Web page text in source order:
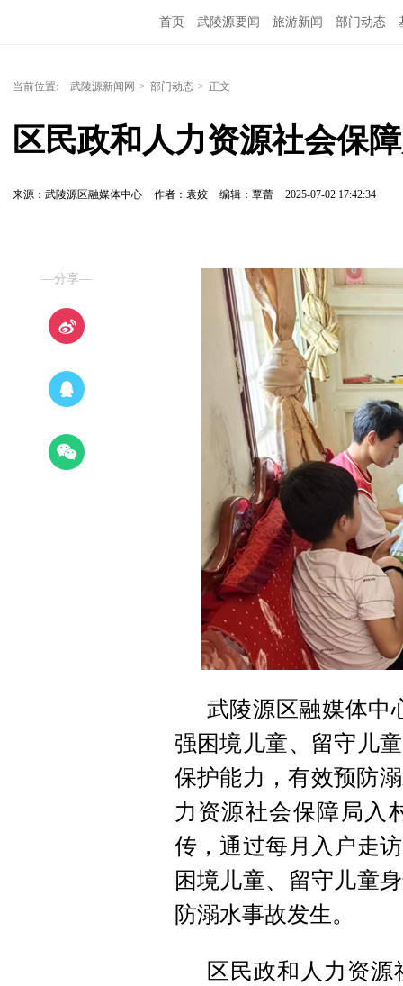
首页 武陵源要闻 旅游新闻 部门动态
当前位置: 武陵源新闻网 > 部门动态 > 正文
区民政和人力资源社会保
来源：武陵源区融媒体中心 作者：袁姣 编辑：覃蕾 2025-07-02 17:42:34
—分享—
武陵源区融媒体中
强困境儿童、留守儿
保护能力，有效预防
力资源社会保障局入
传，通过每月入户走
困境儿童、留守儿童
防溺水事故发生。
区民政和人力资